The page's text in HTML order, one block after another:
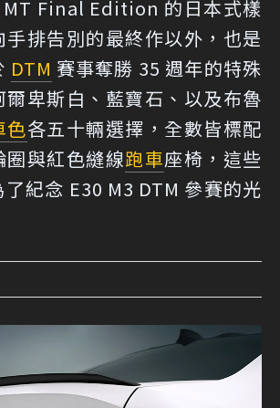
MT Final Edition 的日本式樣
排告別的最終作以外，也是
DTM 賽事奪勝 35 週年的特殊
卑斯白、藍寶石、以及布魯
色各五十輛選擇，全數皆標配
與紅色縫線跑車座椅，這些
紀念 E30 M3 DTM 參賽的光